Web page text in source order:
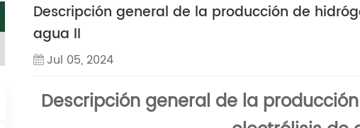
Descripción general de la producción de
agua II
Jul 05, 2024
Descripción general de la